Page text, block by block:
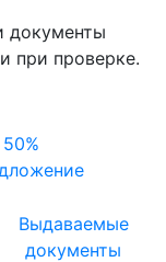
документы
при проверке.
Выдаваемые
документы